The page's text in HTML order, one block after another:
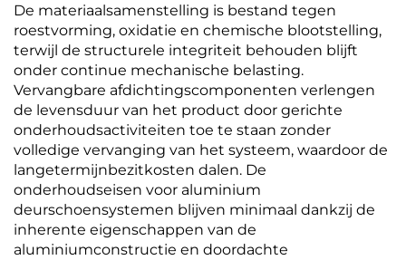
De materiaalsamenstelling is bestand tegen
roestvorming, oxidatie en chemische blootstelling,
terwijl de structurele integriteit behouden blijft
onder continue mechanische belasting.
Vervangbare afdichtingscomponenten verlengen
de levensduur van het product door gerichte
onderhoudsactiviteiten toe te staan zonder
volledige vervanging van het systeem, waardoor de
langetermijnbezitkosten dalen. De
onderhoudseisen voor aluminium
deurschoensystemen blijven minimaal dankzij de
inherente eigenschappen van de
aluminiumconstructie en doordachte